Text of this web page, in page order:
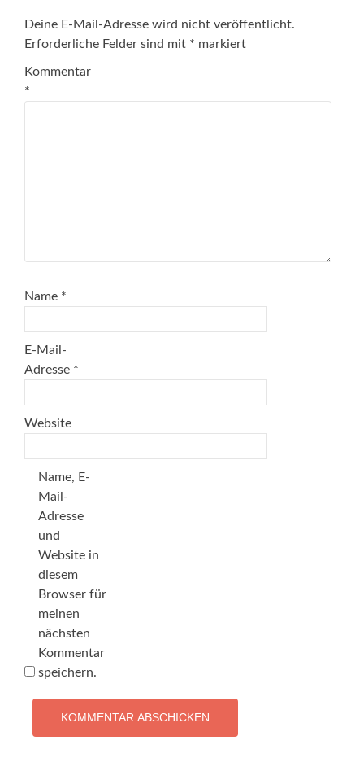
Deine E-Mail-Adresse wird nicht veröffentlicht.
Erforderliche Felder sind mit * markiert
Kommentar
*
Name *
E-Mail-
Adresse *
Website
Name, E-
Mail-
Adresse
und
Website in
diesem
Browser für
meinen
nächsten
Kommentar
speichern.